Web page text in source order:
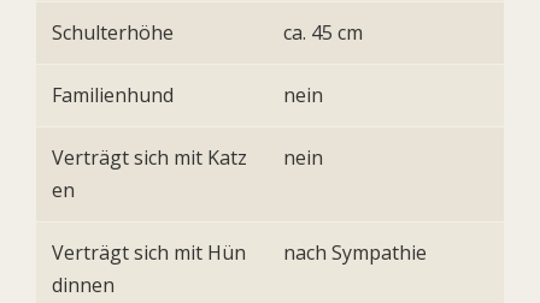
Schulterhöhe ca. 45 cm
Familienhund nein
Verträgt sich mit Katz
en
nein
Verträgt sich mit Hün
dinnen
nach Sympathie